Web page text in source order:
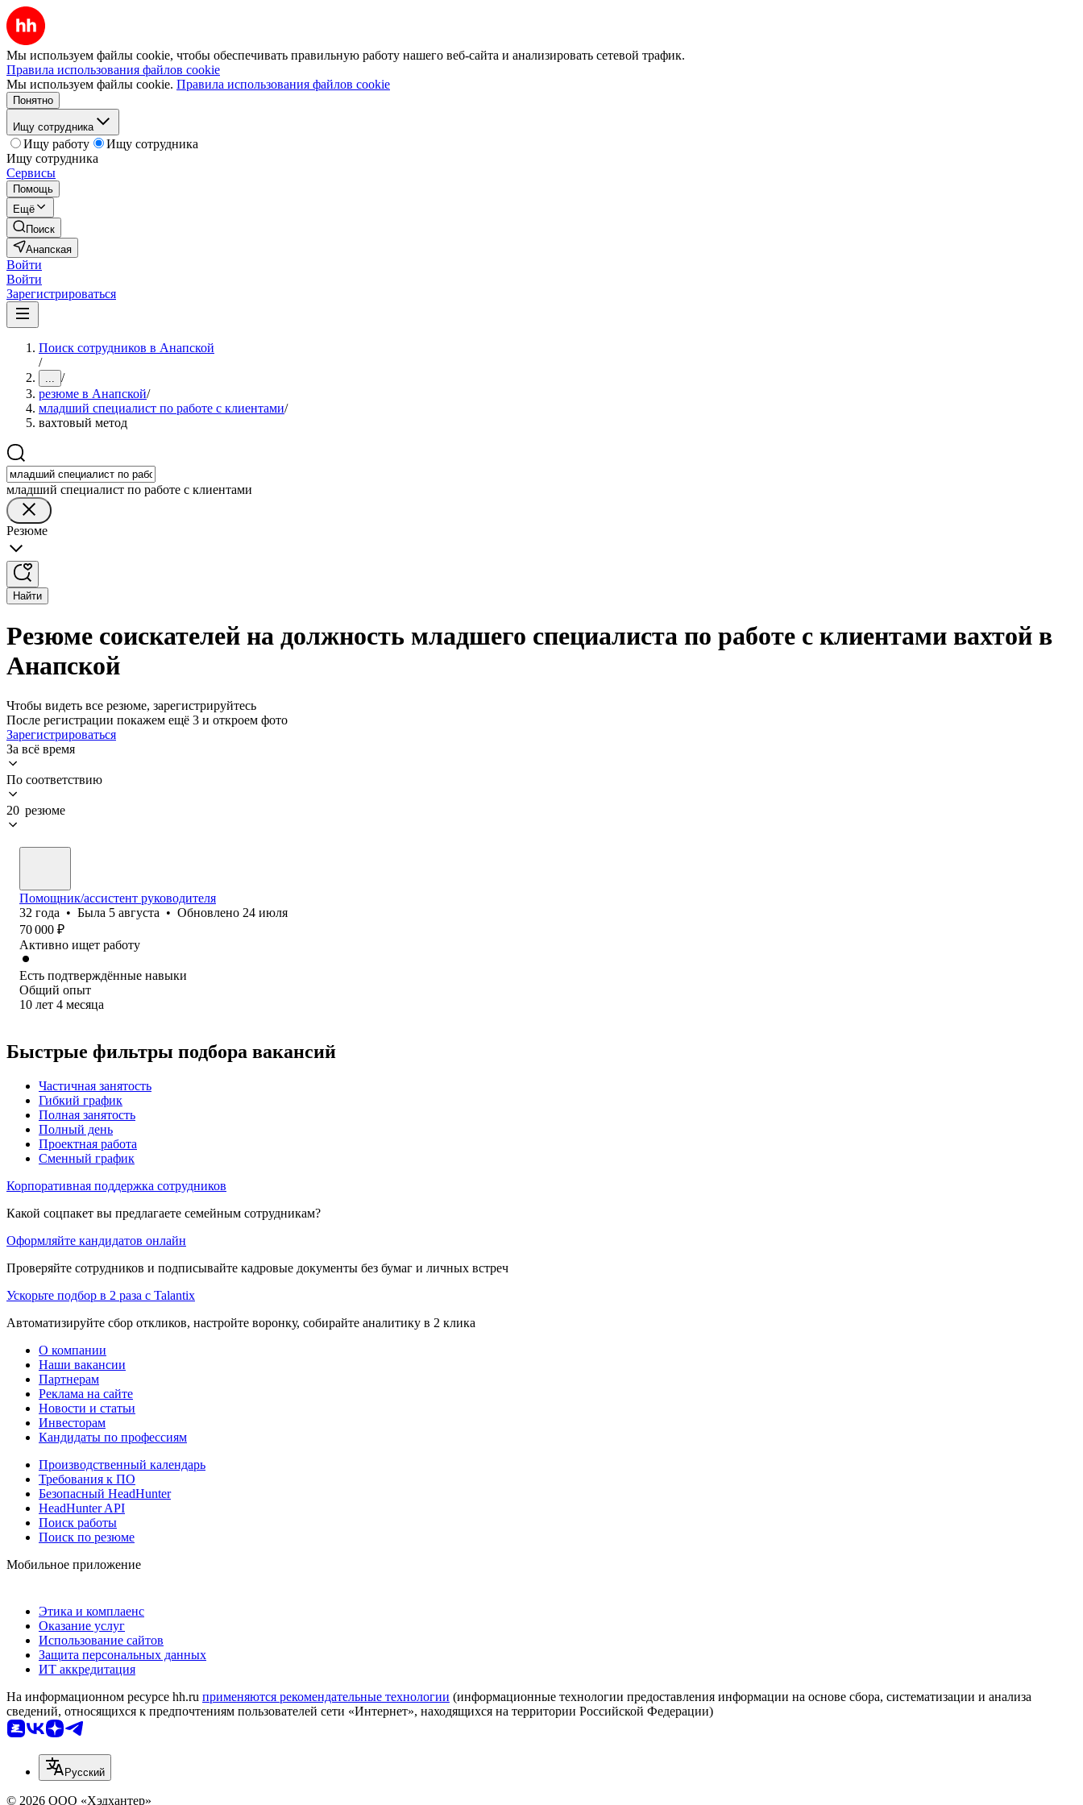
Мы используем файлы cookie, чтобы обеспечивать правильную работу нашего веб-сайта и анализировать сетевой трафик.
Правила использования файлов cookie
Мы используем файлы cookie. Правила использования файлов cookie
Понятно
Ищу сотрудника
Ищу работу
Ищу сотрудника
Ищу сотрудника
Сервисы
Помощь
Ещё
Поиск
Анапская
Войти
Войти
Зарегистрироваться
Поиск сотрудников в Анапской
/
... /
резюме в Анапской/
младший специалист по работе с клиентами/
вахтовый метод
младший специалист по работе с клиентами
Резюме
Найти
Резюме соискателей на должность младшего специалиста по работе с клиентами вахтой в
Анапской
Чтобы видеть все резюме, зарегистрируйтесь
После регистрации покажем ещё 3 и откроем фото
Зарегистрироваться
За всё время
По соответствию
20 резюме
Помощник/ассистент руководителя
32 года • Была 5 августа • Обновлено 24 июля
70 000 ₽
Активно ищет работу
Есть подтверждённые навыки
Общий опыт
10 лет 4 месяца
Быстрые фильтры подбора вакансий
Частичная занятость
Гибкий график
Полная занятость
Полный день
Проектная работа
Сменный график
Корпоративная поддержка сотрудников
Какой соцпакет вы предлагаете семейным сотрудникам?
Оформляйте кандидатов онлайн
Проверяйте сотрудников и подписывайте кадровые документы без бумаг и личных встреч
Ускорьте подбор в 2 раза с Talantix
Автоматизируйте сбор откликов, настройте воронку, собирайте аналитику в 2 клика
О компании
Наши вакансии
Партнерам
Реклама на сайте
Новости и статьи
Инвесторам
Кандидаты по профессиям
Производственный календарь
Требования к ПО
Безопасный HeadHunter
HeadHunter API
Поиск работы
Поиск по резюме
Мобильное приложение
Этика и комплаенс
Оказание услуг
Использование сайтов
Защита персональных данных
ИТ аккредитация
На информационном ресурсе hh.ru применяются рекомендательные технологии (информационные технологии предоставления информации на основе сбора, систематизации и анализа
сведений, относящихся к предпочтениям пользователей сети «Интернет», находящихся на территории Российской Федерации)
Русский
© 2026 ООО «Хэдхантер»